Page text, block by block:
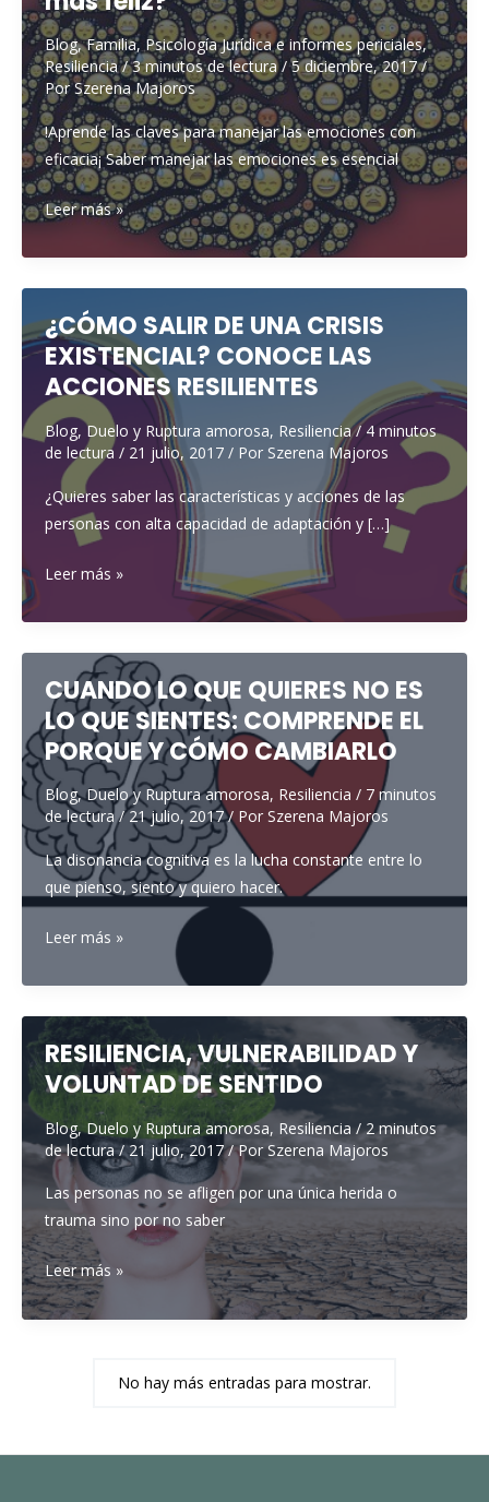
Blog,Familia, Psicología Jurídica e informes periciales,
Resiliencia/3 minutos de lectura/5 diciembre, 2017/
PorSzerena Majoros
!Aprende las claves para manejar las emociones con
eficacia¡ Saber manejar las emociones es esencial
¿Cómo
a
tu
hijo
a
las
emociones
y
ser
más
feliz?
Leer más »
¿CÓMO SALIR DE UNA CRISIS
EXISTENCIAL? CONOCE LAS
ACCIONES RESILIENTES
Blog,Duelo y Ruptura amorosa, Resiliencia/4 minutos
de lectura / 21 julio, 2017 / Por Szerena Majoros
¿Quieres saber las características y acciones de las
personas con alta capacidad de adaptación y […]
¿CÓMO
DE
UNA
CRISIS
EXISTENCIAL?
CONOCE
LAS
ACCIONES
RESILIENTES
Leer más »
CUANDO LO QUE QUIERES NO ES
LO QUE SIENTES: COMPRENDE EL
PORQUE Y CÓMO CAMBIARLO
Blog,Duelo y Ruptura amorosa, Resiliencia / 7 minutos
de lectura/21 julio, 2017/ Por Szerena Majoros
La disonancia cognitiva es la lucha constante entre lo
que pienso, siento y quiero hacer.
CUANDO
QUE
QUIERES
NO
ES
LO
QUE
SIENTES:
COMPRENDE
PORQUE
Y
CÓMO
CAMBIARLO
Leer más »
RESILIENCIA, VULNERABILIDAD Y
VOLUNTAD DE SENTIDO
Blog,Duelo y Ruptura amorosa, Resiliencia /2 minutos
de lectura/21 julio, 2017/ PorSzerena Majoros
Las personas no se afligen por una única herida o
trauma sino por no saber
RESILIENCIA,
VULNERABILIDAD
Y
Leer más »
No hay más entradas para mostrar.